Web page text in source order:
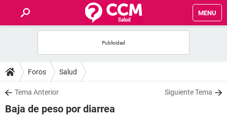
MENU
FOROS
SALUD
FAMILIA
Foros Salud
Tema Anterior Siguiente Tema
Baja de peso por diarrea